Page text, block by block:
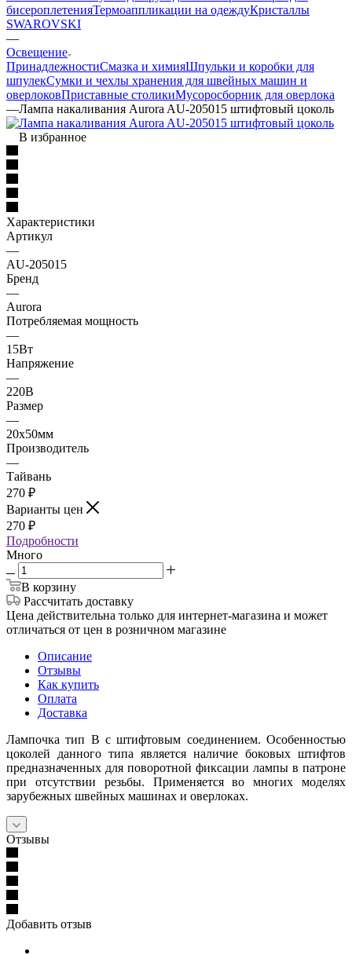
бисероплетенияТермоаппликации на одеждуКристаллы
SWAROVSKI
—
Освещение
ПринадлежностиСмазка и химияШпульки и коробки для
шпулекСумки и чехлы хранения для швейных машин и
оверлоковПриставные столикиМусоросборник для оверлока
—Лампа накаливания Aurora AU-205015 штифтовый цоколь
В избранное
Характеристики
Артикул
—
AU-205015
Бренд
—
Aurora
Потребляемая мощность
—
15Вт
Напряжение
—
220В
Размер
—
20х50мм
Производитель
—
Тайвань
270 ₽
Варианты цен
270 ₽
Подробности
Много
В корзину
Рассчитать доставку
Цена действительна только для интернет-магазина и может
отличаться от цен в розничном магазине
Описание
Отзывы
Как купить
Оплата
Доставка
Лампочка тип В с штифтовым соединением. Особенностью
цоколей данного типа является наличие боковых штифтов
предназначенных для поворотной фиксации лампы в патроне
при отсутствии резьбы. Применяется во многих моделях
зарубежных швейных машинах и оверлоках.
Отзывы
Добавить отзыв